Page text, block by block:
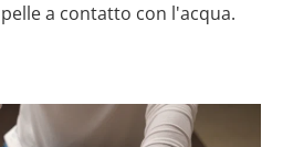
a contatto con l'acqua.